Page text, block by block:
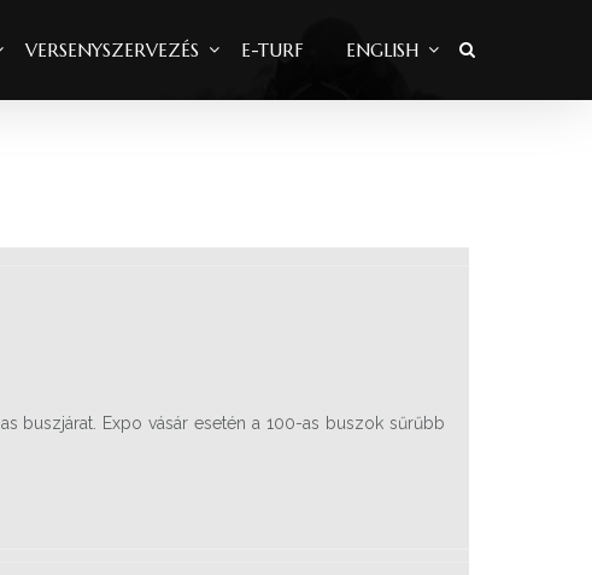
VERSENYSZERVEZÉS E-TURF ENGLISH
buszjárat. Expo vásár esetén a 100-as buszok sűrűbb